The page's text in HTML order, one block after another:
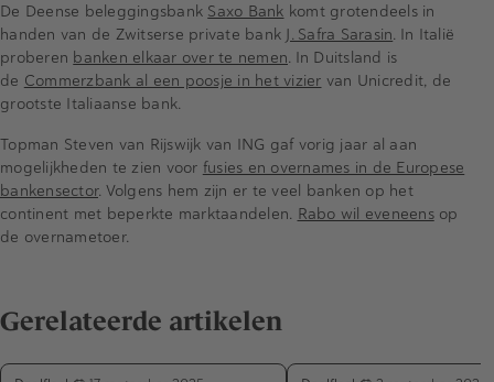
De Deense beleggingsbank Saxo Bank komt grotendeels in
handen van de Zwitserse private bank J. Safra Sarasin. In Italië
proberen banken elkaar over te nemen. In Duitsland is
de Commerzbank al een poosje in het vizier van Unicredit, de
grootste Italiaanse bank.
Topman Steven van Rijswijk van ING gaf vorig jaar al aan
mogelijkheden te zien voor fusies en overnames in de Europese
bankensector. Volgens hem zijn er te veel banken op het
continent met beperkte marktaandelen. Rabo wil eveneensop
de overnametoer.
Gerelateerde artikelen